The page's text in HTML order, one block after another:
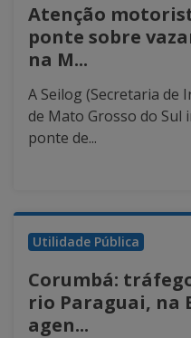
Atenção
ponte sobre
na M...
A Seilog (Secretaria
de Mato Grosso do
ponte de...
Utilidade Pública
Corumbá:
rio Paraguai, na
agen...